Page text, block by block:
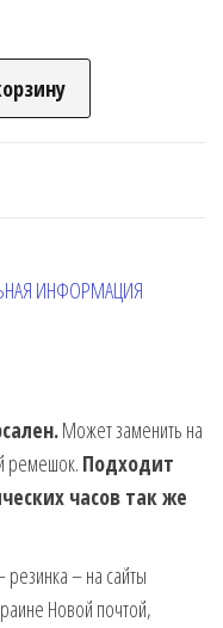
ИНФОРМАЦИЯ
Может заменить на
ремешок. Подходит
часов так же
резинка – на сайты
Новой почтой,